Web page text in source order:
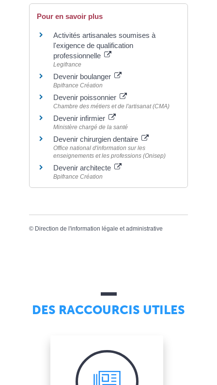
Pour en savoir plus
Activités artisanales soumises à
l'exigence de qualification
professionnelle
Legifrance
Devenir boulanger
Bpifrance Création
Devenir poissonnier
Chambre des métiers et de l'artisanat (CMA)
Devenir infirmier
Ministère chargé de la santé
Devenir chirurgien dentaire
Office national d'information sur les
enseignements et les professions (Onisep)
Devenir architecte
Bpifrance Création
© Direction de l'information légale et administrative
DES RACCOURCIS UTILES